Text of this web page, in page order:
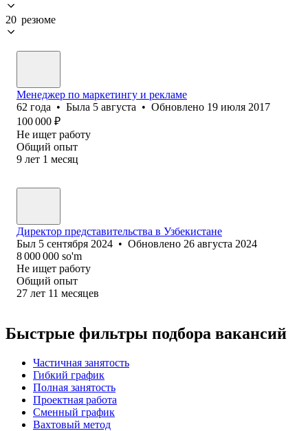
20 резюме
Менеджер по маркетингу и рекламе
62 года • Была 5 августа • Обновлено 19 июля 2017
100 000 ₽
Не ищет работу
Общий опыт
9 лет 1 месяц
Директор представительства в Узбекистане
Был 5 сентября 2024 • Обновлено 26 августа 2024
8 000 000 so'm
Не ищет работу
Общий опыт
27 лет 11 месяцев
Быстрые фильтры подбора вакансий
Частичная занятость
Гибкий график
Полная занятость
Проектная работа
Сменный график
Вахтовый метод